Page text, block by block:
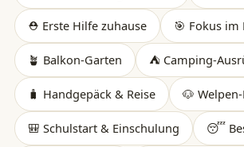
⛑️ Erste Hilfe zuhause 🎯 Fokus
🪴 Balkon-Garten ⛺ Camping-
🧳 Handgepäck & Reise 🐶
🎒 Schulstart & Einschulung 😴